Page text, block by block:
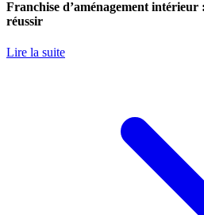
Franchise d’aménagement intérieur
réussir
Lire la suite